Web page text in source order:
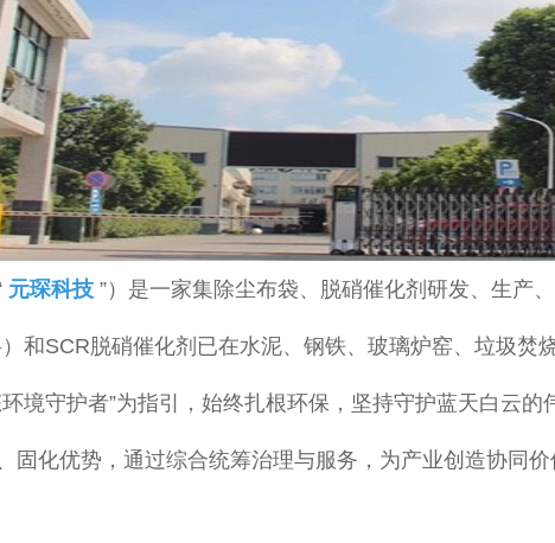
元琛科技”）是一家集除尘布袋、脱硝催化剂研发、生产
和SCR脱硝催化剂已在水泥、钢铁、玻璃炉窑、垃圾焚
境守护者”为指引，始终扎根环保，坚持守护蓝天白云
化优势，通过综合统筹治理与服务，为产业创造协同价